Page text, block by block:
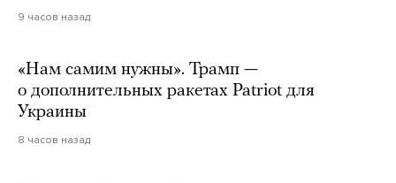
9 часов назад
«Нам самим нужны». Трамп —
о дополнительных ракетах Patriot для
Украины
8 часов назад